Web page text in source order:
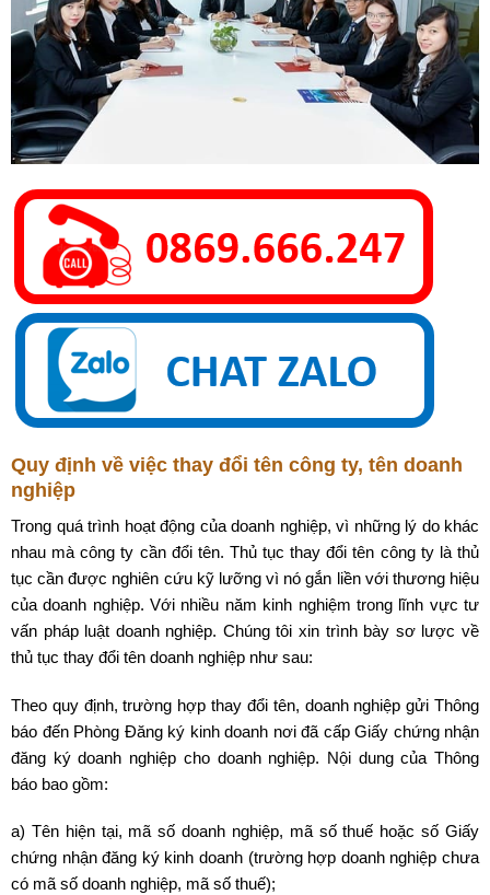
Quy định về việc thay đổi tên công ty, tên doanh
nghiệp
Trong quá trình hoạt động của doanh nghiệp, vì những lý do khác
nhau mà công ty cần đổi tên. Thủ tục thay đổi tên công ty là thủ
tục cần được nghiên cứu kỹ lưỡng vì nó gắn liền với thương hiệu
của doanh nghiệp. Với nhiều năm kinh nghiệm trong lĩnh vực tư
vấn pháp luật doanh nghiệp. Chúng tôi xin trình bày sơ lược về
thủ tục thay đổi tên doanh nghiệp như sau:
Theo quy định, trường hợp thay đổi tên, doanh nghiệp gửi Thông
báo đến Phòng Đăng ký kinh doanh nơi đã cấp Giấy chứng nhận
đăng ký doanh nghiệp cho doanh nghiệp. Nội dung của Thông
báo bao gồm:
a) Tên hiện tại, mã số doanh nghiệp, mã số thuế hoặc số Giấy
chứng nhận đăng ký kinh doanh (trường hợp doanh nghiệp chưa
có mã số doanh nghiệp, mã số thuế);